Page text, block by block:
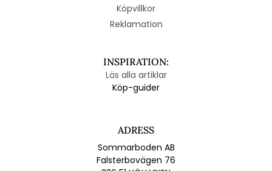
Köpvillkor
Reklamation
INSPIRATION:
Läs alla artiklar
Köp-guider
ADRESS
Sommarboden AB
Falsterbovägen 76